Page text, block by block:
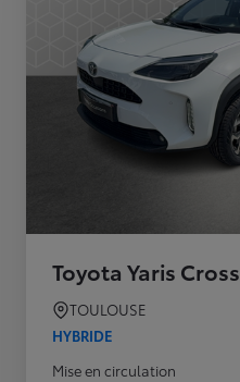
Toyota Yaris Cross
TOULOUSE
HYBRIDE
Mise en circulation